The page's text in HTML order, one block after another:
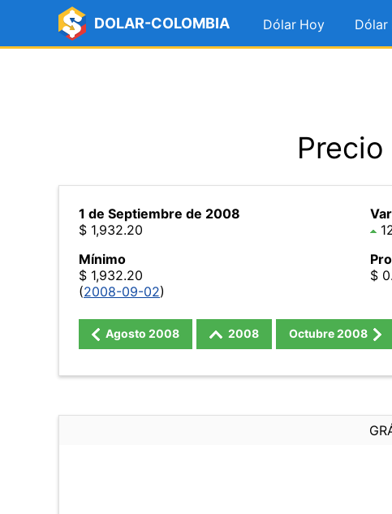
DOLAR-COLOMBIA Dólar Hoy Dólar
1 de Septiembre de 2008
$ 1,932.20
Mínimo
$ 1,932.20
(2008-09-02)
$
Agosto 2008 2008 Octubre2008